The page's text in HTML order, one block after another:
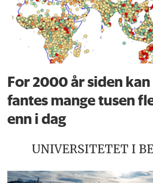
For 2000 år siden
fantes mange tusen
enn i dag
UNIVERSITETET I